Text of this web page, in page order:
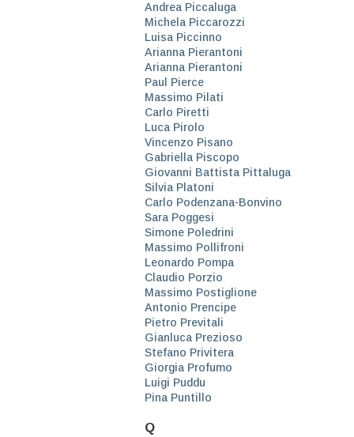
Andrea Piccaluga
Michela Piccarozzi
Luisa Piccinno
Arianna Pierantoni
Arianna Pierantoni
Paul Pierce
Massimo Pilati
Carlo Piretti
Luca Pirolo
Vincenzo Pisano
Gabriella Piscopo
Giovanni Battista Pittaluga
Silvia Platoni
Carlo Podenzana-Bonvino
Sara Poggesi
Simone Poledrini
Massimo Pollifroni
Leonardo Pompa
Claudio Porzio
Massimo Postiglione
Antonio Prencipe
Pietro Previtali
Gianluca Prezioso
Stefano Privitera
Giorgia Profumo
Luigi Puddu
Pina Puntillo
Q